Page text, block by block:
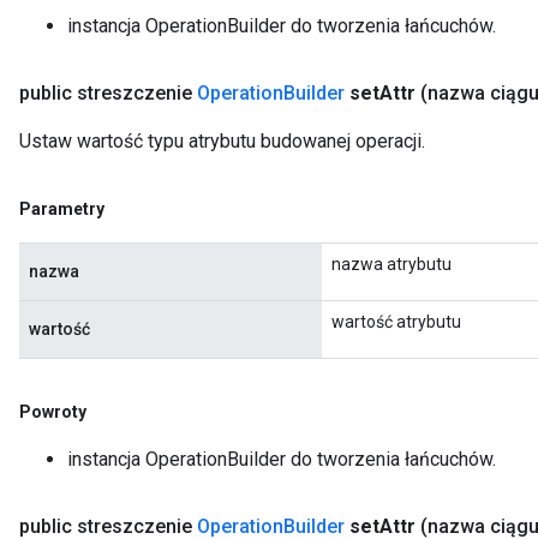
instancja OperationBuilder do tworzenia łańcuchów.
public streszczenie OperationBuilder setAttr (nazwa ciągu
Ustaw wartość typu atrybutu budowanej operacji.
Parametry
nazwa nazwa atrybutu
wartość wartość atrybutu
Powroty
instancja OperationBuilder do tworzenia łańcuchów.
public streszczenie OperationBuilder setAttr (nazwa ciągu